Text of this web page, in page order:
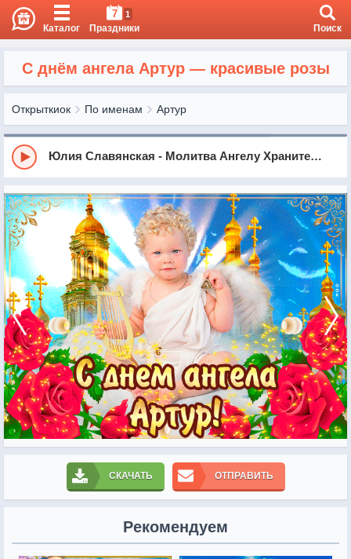
Каталог
7 1
Праздники Поиск
С днём ангела Артур — красивые розы
Открыткиок По именам Артур
Юлия Славянская - Молитва Ангелу Хранителю
СКАЧАТЬ ОТПРАВИТЬ
Рекомендуем